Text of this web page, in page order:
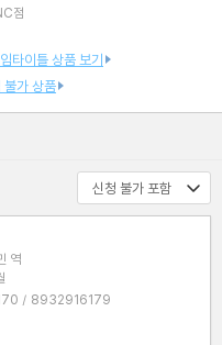
점
타이틀 상품 보기
불가 상품
역
ISBN : 9788932916170 / 8932916179